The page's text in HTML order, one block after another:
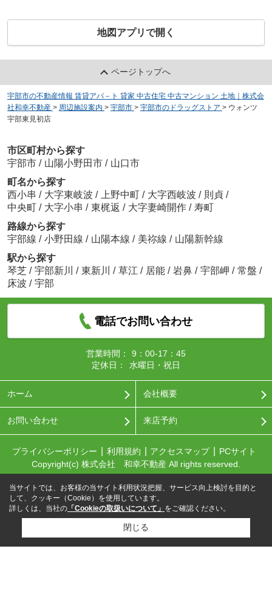
地図アプリで開く
ページトップへ
宇部市の不動産情報 賃貸アパ－ト 貸家 中古住宅 中古マンション 土地｜株式会
社和幸不動産 > 周辺施設案内 > 宇部市 > 宇部市のドラッグストア > ウォンツ
宇部東見初店
市区町村から探す
宇部市 / 山陽小野田市 / 山口市
町名から探す
西小串 / 大字東岐波 / 上野中町 / 大字西岐波 / 則貞 /
中央町 / 大字小串 / 東梶返 / 大字妻崎開作 / 寿町
路線から探す
宇部線 / 小野田線 / 山陽本線 / 美祢線 / 山陽新幹線
駅から探す
琴芝 / 宇部新川 / 東新川 / 草江 / 居能 / 岩鼻 / 宇部岬 / 常盤 /
床波 / 宇部
電話でお問い合わせ
営業時間：
9：00-17：45
定休日：
水曜日・祝日
ホーム 会社概要
お問い合わせ 来店予約
プライバシーポリシー 利用規約 アクセスマップ
PCサイト
Copyright(c) 株式会社 和幸不動産 All rights reserved.
当サイトでは、お客様の当サイト利用状況把握、サービス向上検討を目的と
して、クッキー（Cookie）を使用しています。
詳しくは、当社の 「Cookieの取扱いについて」 をご確認ください。
閉じる